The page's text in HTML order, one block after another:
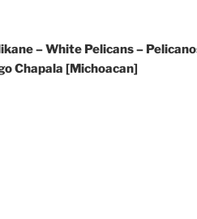
– White Pelicans –
Chapala [Michoacan]